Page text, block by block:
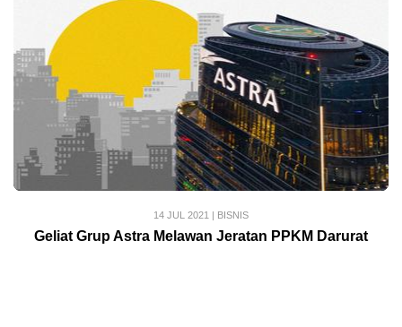
14 JUL 2021 | BISNIS
Geliat Grup Astra Melawan Jeratan PPKM Darurat